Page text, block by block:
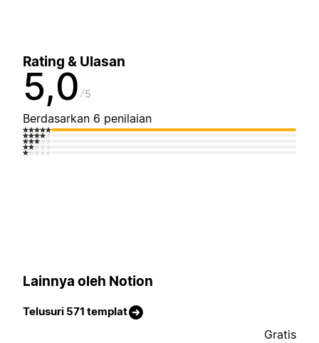
Rating & Ulasan
5,0 5
Berdasarkan 6 penilaian
Lainnya oleh Notion
Telusuri 571 templat
Gratis